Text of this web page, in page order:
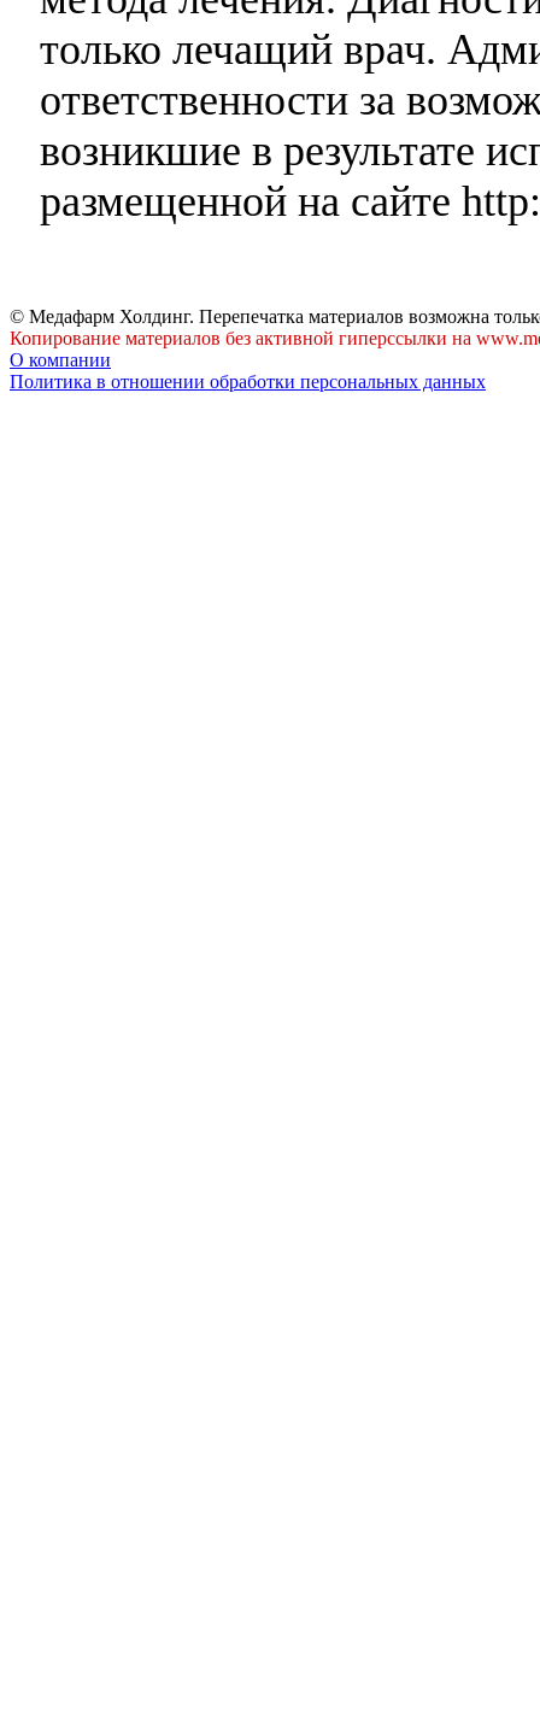
только лечащий врач.
ответственности за
возникшие в результате
размещенной на сайте
© Медафарм Холдинг. Перепечатка материалов возможна
Копирование материалов без активной гиперссылки на
О компании
Политика в отношении обработки персональных данных